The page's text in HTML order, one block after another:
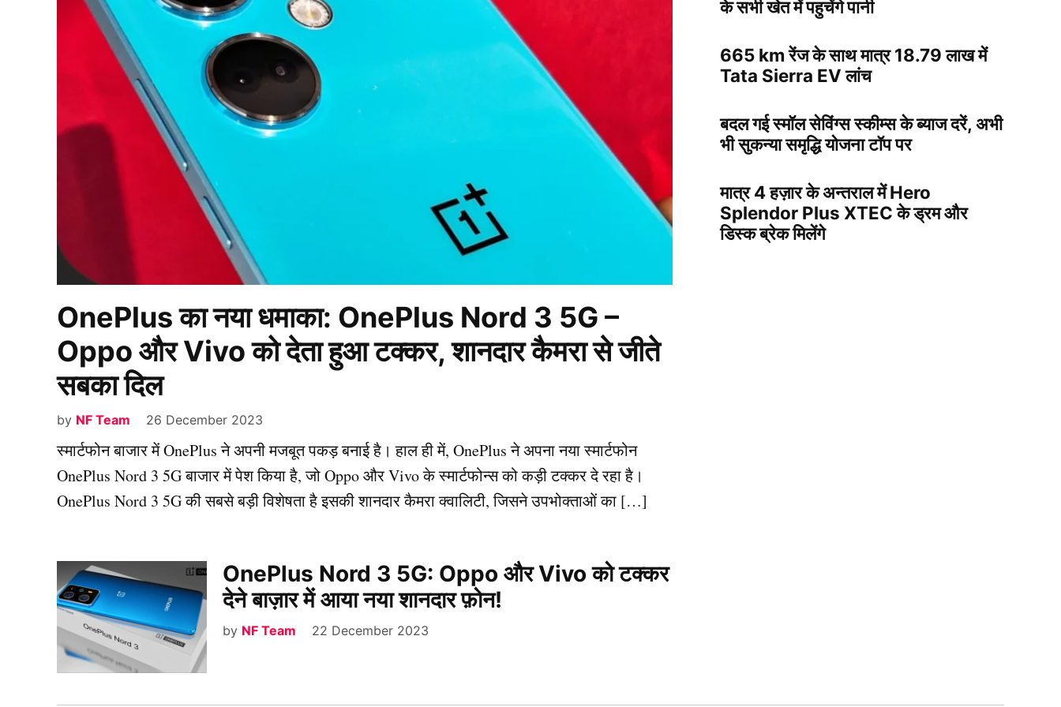
OnePlus का नया धमाका: OnePlus Nord 3 5G –
Oppo और Vivo को देता हुआ टक्कर, शानदार कैमरा से जीते
सबका दिल
by NF Team 26 December 2023
स्मार्टफोन बाजार में OnePlus ने अपनी मजबूत पकड़ बनाई है। हाल ही में, OnePlus ने अपना नया स्मार्टफोन
OnePlus Nord 3 5G बाजार में पेश किया है, जो Oppo और Vivo के स्मार्टफोन्स को कड़ी टक्कर दे रहा है।
OnePlus Nord 3 5G की सबसे बड़ी विशेषता है इसकी शानदार कैमरा क्वालिटी, जिसने उपभोक्ताओं का […]
OnePlus Nord 3 5G: Oppo और Vivo को टक्कर
देने बाज़ार में आया नया शानदार फ़ोन!
by NF Team 22 December 2023
के सभी खेत में पहुचेंगे पानी
665 km रेंज के साथ मात्र 18.79 लाख में
Tata Sierra EV लांच
बदल गई स्मॉल सेविंग्स स्कीम्स के ब्याज दरें, अभी
भी सुकन्या समृद्धि योजना टॉप पर
मात्र 4 हज़ार के अन्तराल में Hero
Splendor Plus XTEC के ड्रम और
डिस्क ब्रेक मिलेंगे